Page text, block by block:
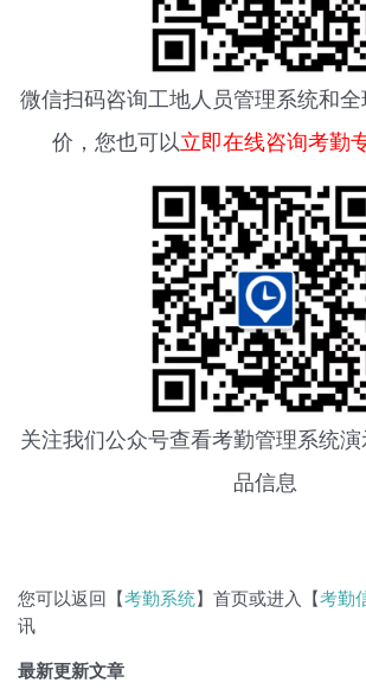
微信扫码咨询工地人员管理系统和
价，您也可以立即在线咨询考勤
关注我们公众号查看考勤管理系统
品信息
您可以返回【考勤系统】首页或进入【考勤
讯
最新更新文章